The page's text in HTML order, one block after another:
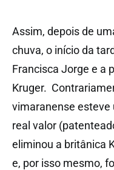
Assim, depois de
chuva, o início da
Francisca Jorge e a
Kruger.
vimaranense esteve
real valor
eliminou a britânica
e, por isso mesmo,